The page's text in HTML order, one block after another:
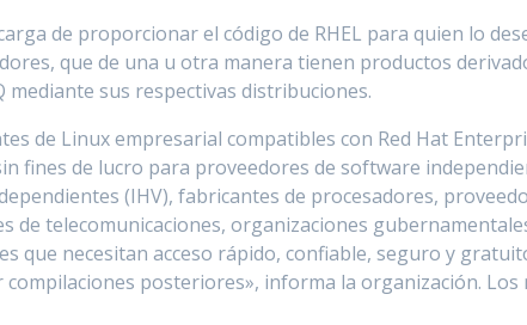
de proporcionar el código de RHEL para quien lo
que de una u otra manera tienen productos
mediante sus respectivas distribuciones.
de Linux empresarial compatibles con Red Hat
fines de lucro para proveedores de software
(IHV), fabricantes de procesadores,
de telecomunicaciones, organizaciones
que necesitan acceso rápido, confiable, seguro y
posteriores», informa la organización.